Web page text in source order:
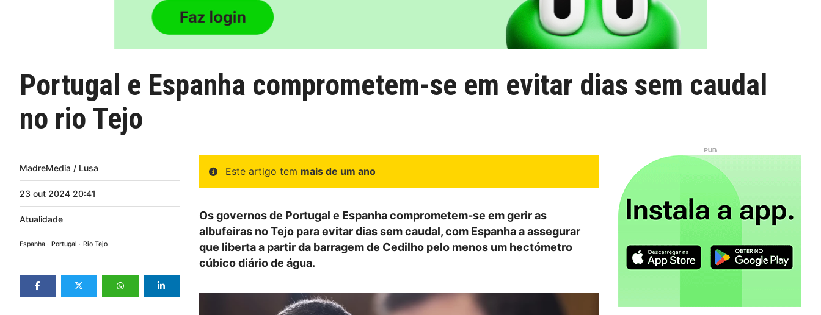
Portugal e Espanha comprometem-se em evitar dias sem caudal
no rio Tejo
MadreMedia / Lusa
23 out 2024 20:41
Atualidade
Espanha Portugal Rio Tejo
Este artigo tem mais de um ano
Os governos de Portugal e Espanha comprometem-se em gerir as
albufeiras no Tejo para evitar dias sem caudal, com Espanha a assegurar
que liberta a partir da barragem de Cedilho pelo menos um hectómetro
cúbico diário de água.